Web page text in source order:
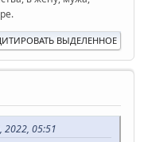
ВЫДЕЛЕННОЕ
05:51